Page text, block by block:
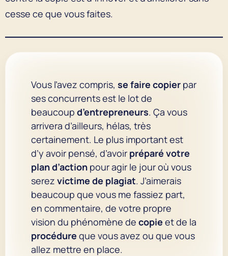
cesse ce que vous faites.
Vous l’avez compris, se faire copier par
ses concurrents est le lot de
beaucoup d’entrepreneurs. Ça vous
arrivera d’ailleurs, hélas, très
certainement. Le plus important est
d’y avoir pensé, d’avoir préparé votre
plan d’action pour agir le jour où vous
serez victime de plagiat. J’aimerais
beaucoup que vous me fassiez part,
en commentaire, de votre propre
vision du phénomène de copie et de la
procédure que vous avez ou que vous
allez mettre en place.